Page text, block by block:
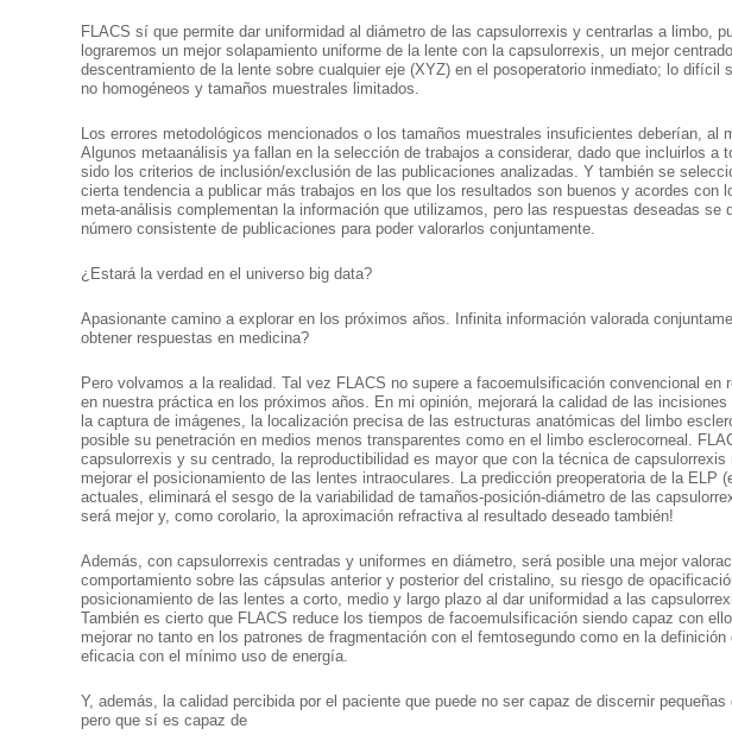
FLACS sí que permite dar uniformidad al diámetro de las capsulorrexis y centrarlas a limbo,
lograremos un mejor solapamiento uniforme de la lente con la capsulorrexis, un mejor
descentramiento de la lente sobre cualquier eje (XYZ) en el posoperatorio inmediato; lo
no homogéneos y tamaños muestrales limitados.
Los errores metodológicos mencionados o los tamaños muestrales insuficientes deberían, al
Algunos metaanálisis ya fallan en la selección de trabajos a considerar, dado que incluirlos a
sido los criterios de inclusión/exclusión de las publicaciones analizadas. Y también se
cierta tendencia a publicar más trabajos en los que los resultados son buenos y acordes con
meta-análisis complementan la información que utilizamos, pero las respuestas deseadas
número consistente de publicaciones para poder valorarlos conjuntamente.
¿Estará la verdad en el universo big data?
Apasionante camino a explorar en los próximos años. Infinita información valorada
obtener respuestas en medicina?
Pero volvamos a la realidad. Tal vez FLACS no supere a facoemulsificación convencional
en nuestra práctica en los próximos años. En mi opinión, mejorará la calidad de las
la captura de imágenes, la localización precisa de las estructuras anatómicas del limbo
posible su penetración en medios menos transparentes como en el limbo esclerocorneal.
capsulorrexis y su centrado, la reproductibilidad es mayor que con la técnica de
mejorar el posicionamiento de las lentes intraoculares. La predicción preoperatoria de la
actuales, eliminará el sesgo de la variabilidad de tamaños-posición-diámetro de las
será mejor y, como corolario, la aproximación refractiva al resultado deseado también!
Además, con capsulorrexis centradas y uniformes en diámetro, será posible una mejor
comportamiento sobre las cápsulas anterior y posterior del cristalino, su riesgo de
posicionamiento de las lentes a corto, medio y largo plazo al dar uniformidad a las
También es cierto que FLACS reduce los tiempos de facoemulsificación siendo capaz con
mejorar no tanto en los patrones de fragmentación con el femtosegundo como en la
eficacia con el mínimo uso de energía.
Y, además, la calidad percibida por el paciente que puede no ser capaz de discernir
pero que sí es capaz de